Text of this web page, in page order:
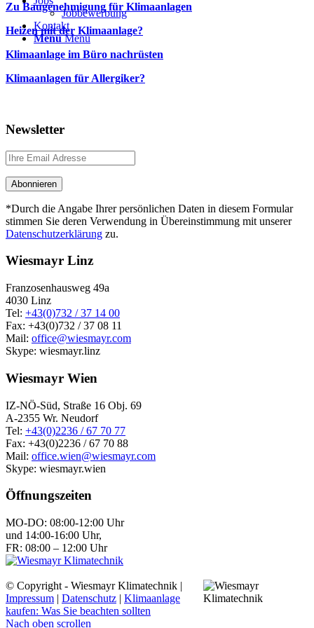
Jobbewerbung
Kontakt
Menü Menü
Zu Baugenehmigung für Klimaanlagen
Heizen mit der Klimaanlage?
Klimaanlage im Büro nachrüsten
Klimaanlagen für Allergiker?
Newsletter
*Durch die Angabe Ihrer persönlichen Daten in diesem Formular
stimmen Sie deren Verwendung in Übereinstimmung mit unserer
Datenschutzerklärung zu.
Wiesmayr Linz
Franzosenhausweg 49a
4030 Linz
Tel: +43(0)732 / 37 14 00
Fax: +43(0)732 / 37 08 11
Mail: office@wiesmayr.com
Skype: wiesmayr.linz
Wiesmayr Wien
IZ-NÖ-Süd, Straße 16 Obj. 69
A-2355 Wr. Neudorf
Tel: +43(0)2236 / 67 70 77
Fax: +43(0)2236 / 67 70 88
Mail: office.wien@wiesmayr.com
Skype: wiesmayr.wien
Öffnungszeiten
MO-DO: 08:00-12:00 Uhr
und 14:00-16:00 Uhr,
FR: 08:00 – 12:00 Uhr
© Copyright - Wiesmayr Klimatechnik |
Impressum | Datenschutz | Klimaanlage
kaufen: Was Sie beachten sollten
Nach oben scrollen